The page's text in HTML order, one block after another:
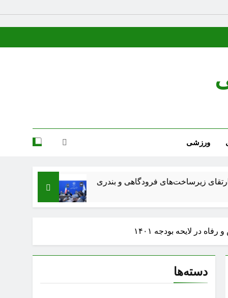
ورزشی
فرودگاهی و بندری شعر عقاب از
3 هفته Ago
در لایحه بودجه ۱۴۰۱
دسته‌ها